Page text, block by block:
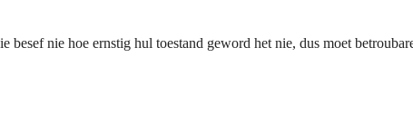
nie hoe ernstig hul toestand geword het nie, dus moet